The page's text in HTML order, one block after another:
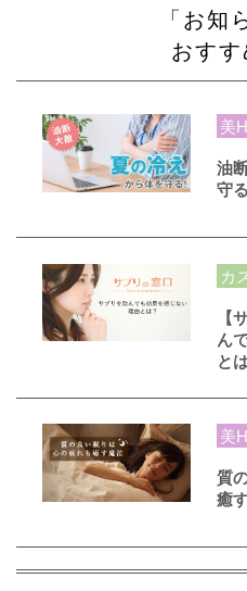
「お知
おす
美
油
守
カ
【
ん
と
美
質
癒